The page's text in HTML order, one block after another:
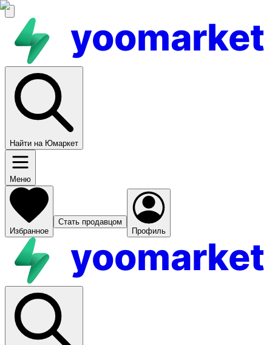
yoomarket
Найти на Юмаркет
Меню
Избранное
Стать продавцом
Профиль
yoomarket